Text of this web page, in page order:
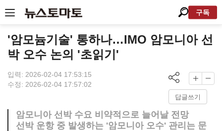
구독
'암모늄기술' 통하나…IMO 암모니아 선
박 오수 논의 '초읽기'
입력: 2026-02-04 17:53:15
수정: 2026-02-04 17:57:02
답글쓰기
암모니아 선박 수요 비약적으로 늘어날 전망
선박 운항 중 발생하는 '암모니아 오수' 관리는 문